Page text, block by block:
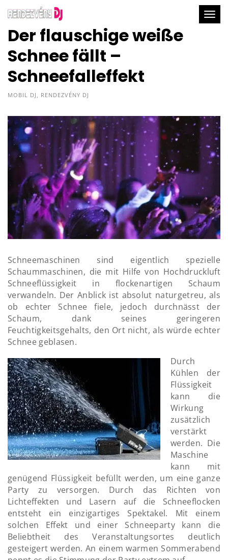
Der flauschige weiße
Schnee fällt –
Schneefalleffekt
MOBIL DJ , RENDEZVÉNY DJ
Schneemaschinen sind eigentlich spezielle
Schaummaschinen, die mit Hilfe von Hochdruckluft
Schneeflüssigkeit in flockenartigen Schaum
verwandeln. Der Anblick ist absolut naturgetreu, als
ob echter Schnee fiele, jedoch durchnässt der
Schaum, dank seines geringeren
Feuchtigkeitsgehalts, den Ort nicht, als würde echter
Schnee geblasen.
Durch
Kühlen der
Flüssigkeit
kann die
Wirkung
zusätzlich
verstärkt
werden. Die
Maschine
kann mit
genügend Flüssigkeit befüllt werden, um eine ganze
Party zu versorgen. Durch das Richten von
Lichteffekten und Lasern auf die Schneeflocken
entsteht ein einzigartiges Spektakel. Mit einem
solchen Effekt und einer Schneeparty kann die
Beliebtheit des Veranstaltungsortes deutlich
gesteigert werden. An einem warmen Sommerabend